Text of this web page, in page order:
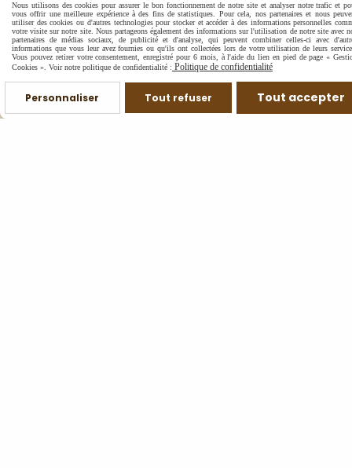
Nous utilisons des cookies pour assurer le bon fonctionnement de notre site et analyser notre trafic et
vous offrir une meilleure expérience à des fins de statistiques. Pour cela, nos partenaires et nous
utiliser des cookies ou d'autres technologies pour stocker et accéder à des informations personnelles
votre visite sur notre site. Nous partageons également des informations sur l'utilisation de notre site avec
partenaires de médias sociaux, de publicité et d'analyse, qui peuvent combiner celles-ci avec
informations que vous leur avez fournies ou qu'ils ont collectées lors de votre utilisation de leurs
Vous pouvez retirer votre consentement, enregistré pour 6 mois, à l'aide du lien en pied de page «
Cookies ». Voir notre politique de confidentialité : Politique de confidentialité
Personnaliser Tout refuser Tout accepter